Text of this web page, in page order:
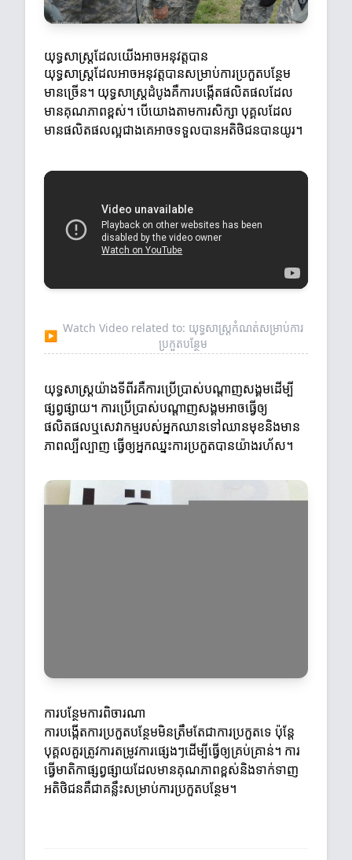
យុទ្ធសាស្ត្រដែលយើងអាចអនុវត្តបាន
យុទ្ធសាស្ត្រដែលអាចអនុវត្តបានសម្រាប់ការប្រកួតបន្ថែម
មានច្រើន។ យុទ្ធសាស្ត្រដំបូងគឺការបង្កើតផលិតផលដែល
មានគុណភាពខ្ពស់។ បើយោងតាមការសិក្សា បុគ្គលដែល
មានផលិតផលល្អជាងគេអាចទទួលបានអតិថិជនបានយូរ។
▶
Watch Video related to: យុទ្ធសាស្ត្រកំណត់សម្រាប់ការ
ប្រកួតបន្ថែម
យុទ្ធសាស្ត្រ​យ៉ាងទីពីរគឺការប្រើប្រាស់បណ្តាញសង្គមដើម្បី
ផ្សព្វផ្សាយ។ ការប្រើប្រាស់បណ្តាញសង្គមអាចធ្វើឲ្យ
ផលិតផលឬសេវាកម្មរបស់អ្នកឈានទៅឈានមុខនិងមាន
ភាពល្បីល្បាញ ធ្វើឲ្យអ្នកឈ្នះការប្រកួតបានយ៉ាងរហ័ស។
ការបន្ថែមការពិចារណា
ការបង្កើតការប្រកួតបន្ថែមមិនត្រឹមតែជាការប្រកួតទេ ប៉ុន្តែ
បុគ្គលគួរត្រូវការតម្រូវការផ្សេងៗដើម្បីធ្វើឲ្យគ្រប់គ្រាន់។ ការ
ធ្វើមាតិកាផ្សព្វផ្សាយដែលមានគុណភាពខ្ពស់និងទាក់ទាញ
អតិថិជនគឺជាគន្លឹះសម្រាប់ការប្រកួតបន្ថែម។